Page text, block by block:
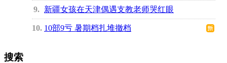
9 新疆女孩在天津偶遇支教老师哭红眼
10 10部9亏 暑期档扎堆撤档
搜索